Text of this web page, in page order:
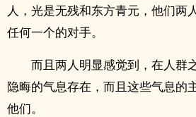
人，光是无残和东方青元，他们两
任何一个的对手。
而且两人明显感觉到，在人群
隐晦的气息存在，而且这些气息的
他们。